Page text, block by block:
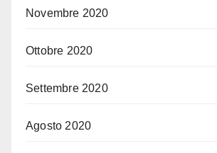
Novembre 2020
Ottobre 2020
Settembre 2020
Agosto 2020